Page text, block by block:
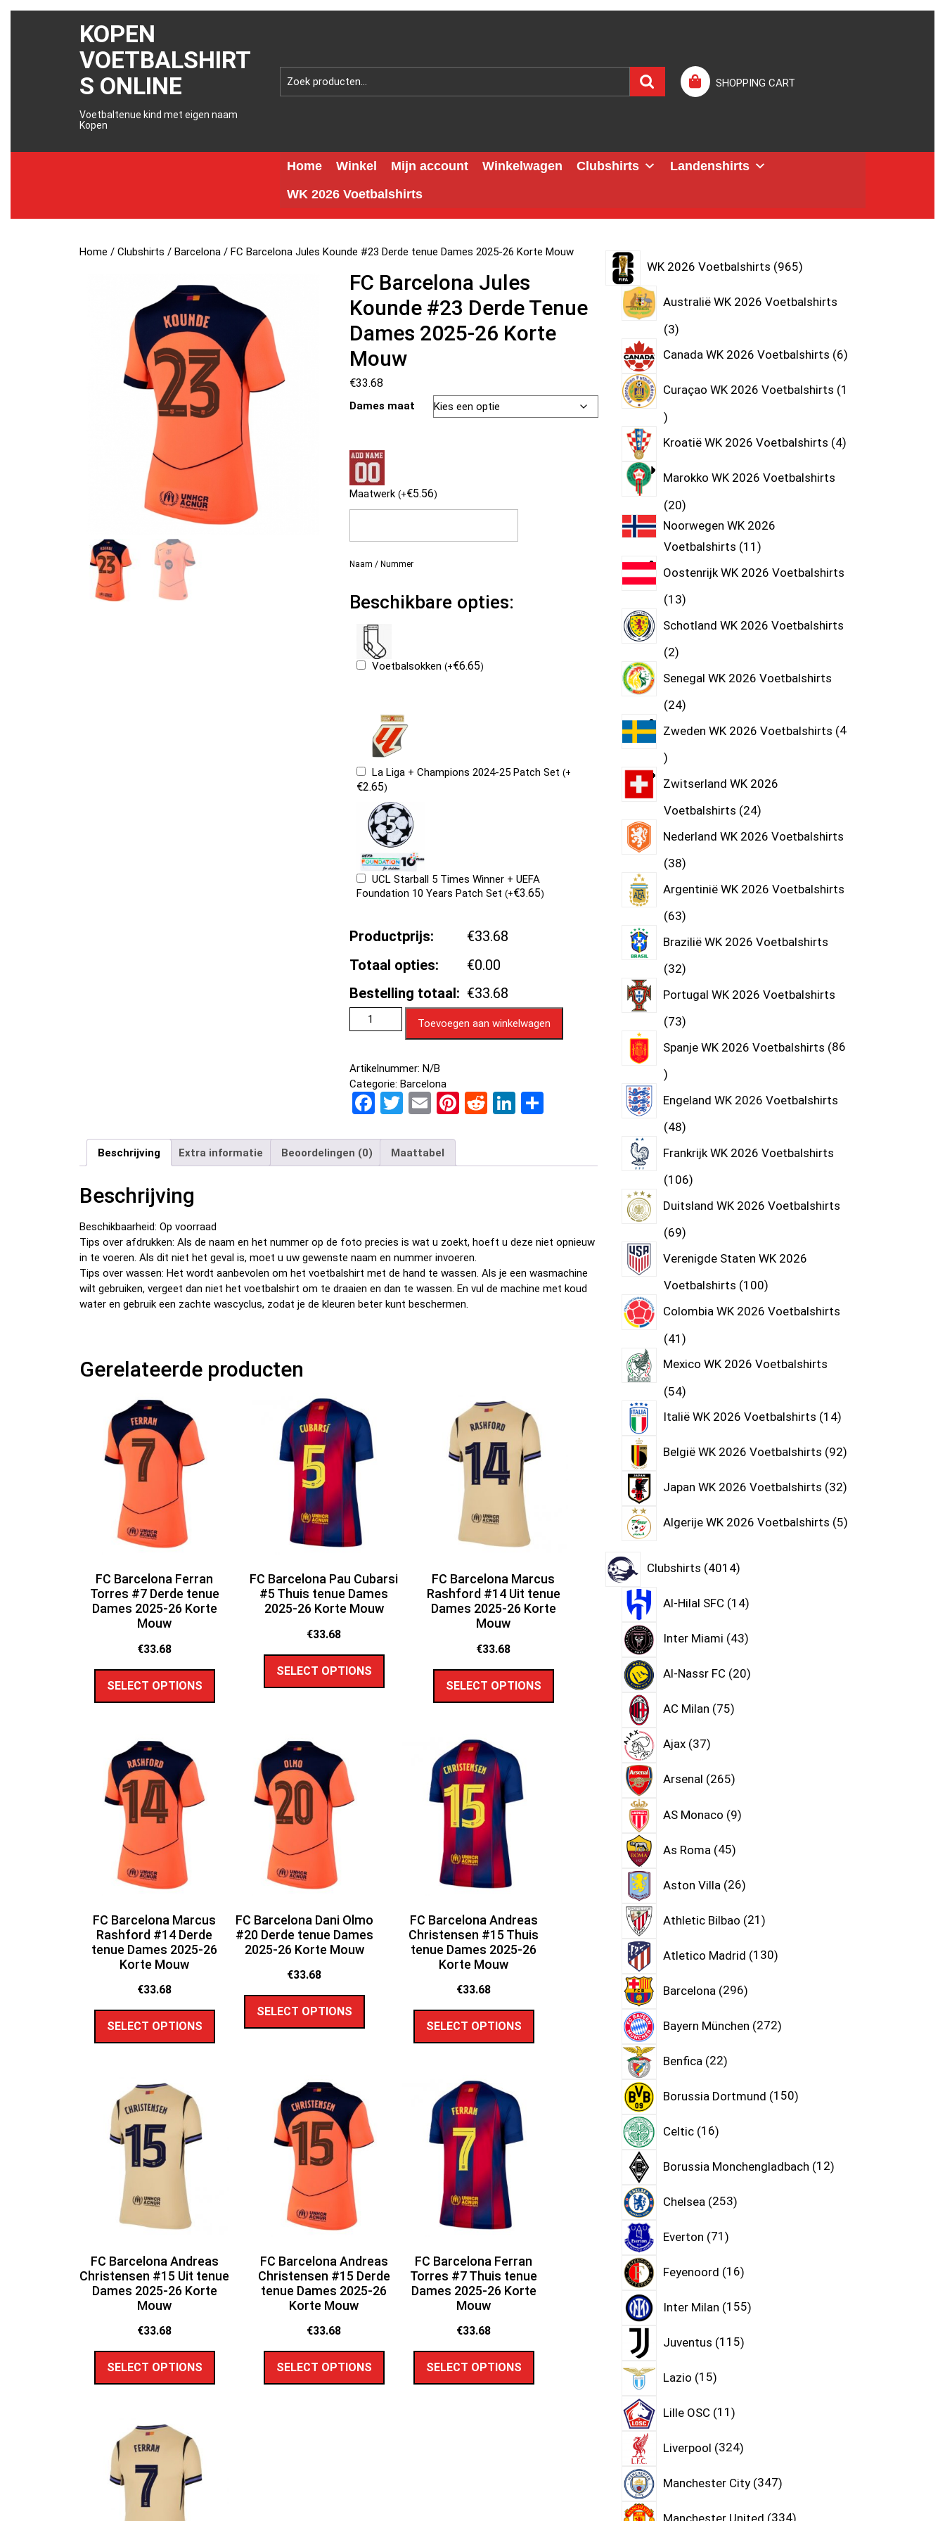
KOPEN
VOETBALSHIRT
S ONLINE
Voetbaltenue kind met eigen naam
Kopen
SHOPPING CART
Home Winkel Mijn account Winkelwagen Clubshirts
Landenshirts
WK 2026 Voetbalshirts
Home /Clubshirts /Barcelona / FC Barcelona Jules Kounde #23 Derde tenue Dames 2025-26 Korte Mouw
FC Barcelona Jules
Kounde #23 Derde Tenue
Dames 2025-26 Korte
Mouw
€33.68
Dames maat
Maatwerk (+€5.56)
Naam / Nummer
Beschikbare opties:
Voetbalsokken (+€6.65)
La Liga + Champions 2024-25 Patch Set (+
€2.65)
UCL Starball 5 Times Winner + UEFA
Foundation 10 Years Patch Set (+€3.65)
Productprijs:
€33.68
Totaal opties:
€0.00
Bestelling totaal: €33.68
Toevoegen aan winkelwagen
Artikelnummer: N/B
Categorie: Barcelona
F
ce
b
k
T
tt
er
E
ail
Pi
es
R
di
Li
dI
D
n
Beschrijving Extra informatie Beoordelingen (0) Maattabel
Beschrijving
Beschikbaarheid: Op voorraad
Tips over afdrukken: Als de naam en het nummer op de foto precies is wat u zoekt, hoeft u deze niet opnieuw
in te voeren. Als dit niet het geval is, moet u uw gewenste naam en nummer invoeren.
Tips over wassen: Het wordt aanbevolen om het voetbalshirt met de hand te wassen. Als je een wasmachine
wilt gebruiken, vergeet dan niet het voetbalshirt om te draaien en dan te wassen. En vul de machine met koud
water en gebruik een zachte wascyclus, zodat je de kleuren beter kunt beschermen.
Gerelateerde producten
FC Barcelona Ferran
Torres #7 Derde tenue
Dames 2025-26 Korte
Mouw
€33.68
SELECT OPTIONS
FC Barcelona Pau Cubarsi
#5 Thuis tenue Dames
2025-26 Korte Mouw
€33.68
SELECT OPTIONS
FC Barcelona Marcus
Rashford #14 Uit tenue
Dames 2025-26 Korte
Mouw
€33.68
SELECT OPTIONS
FC Barcelona Marcus
Rashford #14 Derde
tenue Dames 2025-26
Korte Mouw
€33.68
SELECT OPTIONS
FC Barcelona Dani Olmo
#20 Derde tenue Dames
2025-26 Korte Mouw
€33.68
SELECT OPTIONS
FC Barcelona Andreas
Christensen #15 Thuis
tenue Dames 2025-26
Korte Mouw
€33.68
SELECT OPTIONS
FC Barcelona Andreas
Christensen #15 Uit tenue
Dames 2025-26 Korte
Mouw
€33.68
SELECT OPTIONS
FC Barcelona Andreas
Christensen #15 Derde
tenue Dames 2025-26
Korte Mouw
€33.68
SELECT OPTIONS
FC Barcelona Ferran
Torres #7 Thuis tenue
Dames 2025-26 Korte
Mouw
€33.68
SELECT OPTIONS
WK 2026 Voetbalshirts 965
Australië WK 2026 Voetbalshirts
3
Canada WK 2026 Voetbalshirts 6
Curaçao WK 2026 Voetbalshirts 1
Kroatië WK 2026 Voetbalshirts 4
Marokko WK 2026 Voetbalshirts
20
Noorwegen WK 2026
Voetbalshirts 11
Oostenrijk WK 2026 Voetbalshirts
13
Schotland WK 2026 Voetbalshirts
2
Senegal WK 2026 Voetbalshirts
24
Zweden WK 2026 Voetbalshirts 4
Zwitserland WK 2026
Voetbalshirts 24
Nederland WK 2026 Voetbalshirts
38
Argentinië WK 2026 Voetbalshirts
63
Brazilië WK 2026 Voetbalshirts
32
Portugal WK 2026 Voetbalshirts
73
Spanje WK 2026 Voetbalshirts 86
Engeland WK 2026 Voetbalshirts
48
Frankrijk WK 2026 Voetbalshirts
106
Duitsland WK 2026 Voetbalshirts
69
Verenigde Staten WK 2026
Voetbalshirts 100
Colombia WK 2026 Voetbalshirts
41
Mexico WK 2026 Voetbalshirts
54
Italië WK 2026 Voetbalshirts 14
België WK 2026 Voetbalshirts 92
Japan WK 2026 Voetbalshirts 32
Algerije WK 2026 Voetbalshirts 5
Clubshirts 4014
Al-Hilal SFC 14
Inter Miami 43
Al-Nassr FC 20
AC Milan 75
Ajax 37
Arsenal 265
AS Monaco 9
As Roma 45
Aston Villa 26
Athletic Bilbao 21
Atletico Madrid 130
Barcelona 296
Bayern München 272
Benfica 22
Borussia Dortmund 150
Celtic 16
Borussia Monchengladbach 12
Chelsea 253
Everton 71
Feyenoord 16
Inter Milan 155
Juventus 115
Lazio 15
Lille OSC 11
Liverpool 324
Manchester City 347
Manchester United 334